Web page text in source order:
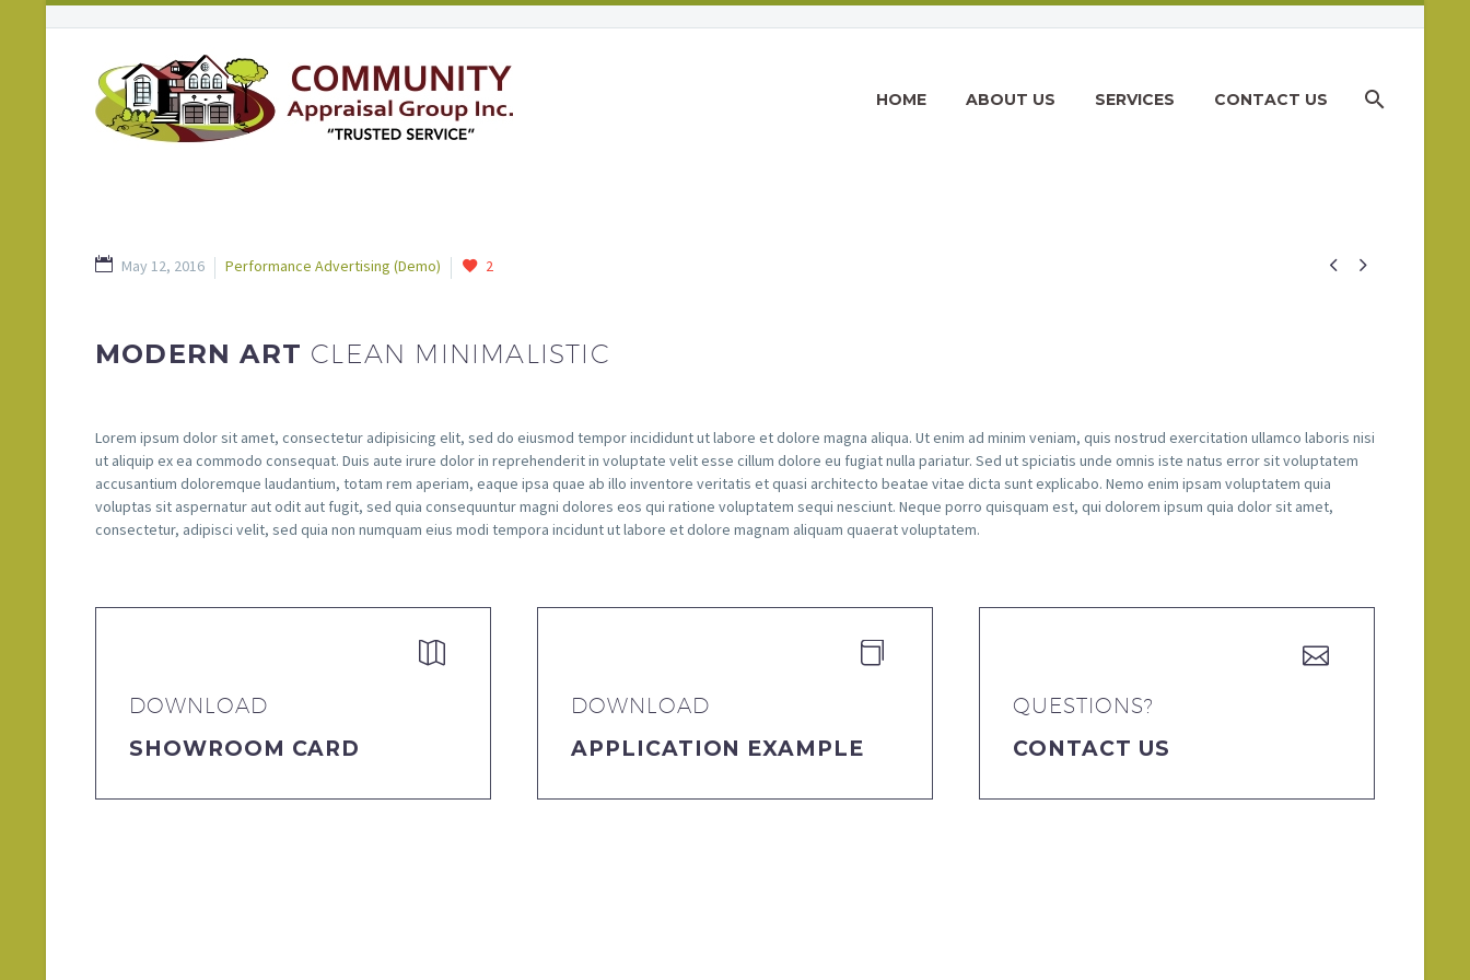
HOME ABOUT US SERVICES CONTACT US
 
May 12, 2016 Performance Advertising (Demo) 2
MODERN ART CLEAN MINIMALISTIC
Lorem ipsum dolor sit amet, consectetur adipisicing elit, sed do eiusmod tempor incididunt ut labore et dolore magna aliqua. Ut enim ad minim veniam, quis nostrud exercitation ullamco laboris nisi
ut aliquip ex ea commodo consequat. Duis aute irure dolor in reprehenderit in voluptate velit esse cillum dolore eu fugiat nulla pariatur. Sed ut spiciatis unde omnis iste natus error sit voluptatem
accusantium doloremque laudantium, totam rem aperiam, eaque ipsa quae ab illo inventore veritatis et quasi architecto beatae vitae dicta sunt explicabo. Nemo enim ipsam voluptatem quia
voluptas sit aspernatur aut odit aut fugit, sed quia consequuntur magni dolores eos qui ratione voluptatem sequi nesciunt. Neque porro quisquam est, qui dolorem ipsum quia dolor sit amet,
consectetur, adipisci velit, sed quia non numquam eius modi tempora incidunt ut labore et dolore magnam aliquam quaerat voluptatem.


DOWNLOAD
SHOWROOM CARD


DOWNLOAD
APPLICATION EXAMPLE


QUESTIONS?
CONTACT US